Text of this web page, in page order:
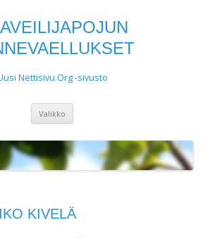
Nettisivu.Org -sivusto
Valikko
KIVELÄ